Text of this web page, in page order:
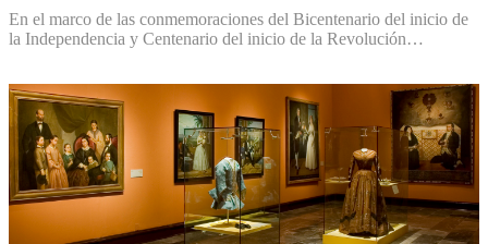
En el marco de las conmemoraciones del Bicentenario del inicio de
la Independencia y Centenario del inicio de la Revolución…